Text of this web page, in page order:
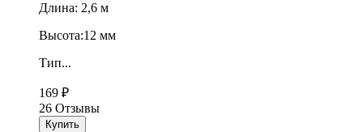
Длина: 2,6 м
Высота:12 мм
Тип...
169 ₽
26 Отзывы